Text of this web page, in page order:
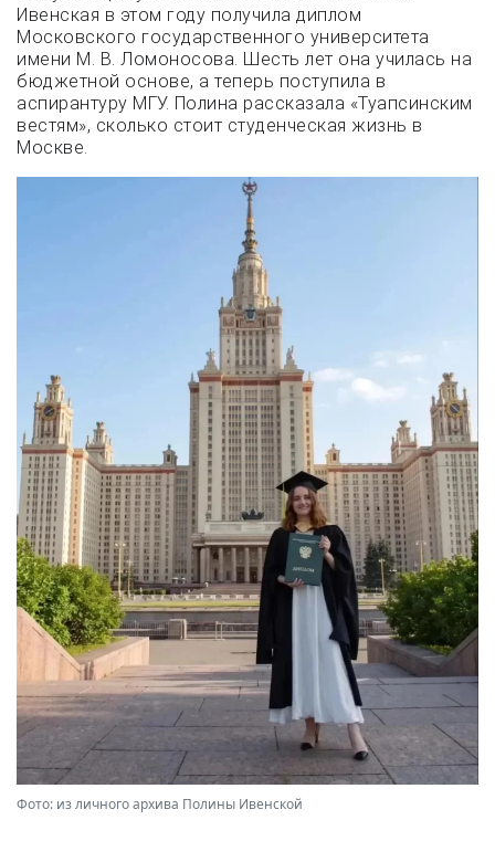
Ивенская в этом году получила диплом
Московского государственного университета
имени М. В. Ломоносова. Шесть лет она училась на
бюджетной основе, а теперь поступила в
аспирантуру МГУ. Полина рассказала «Туапсинским
вестям», сколько стоит студенческая жизнь в
Москве.
Фото: из личного архива Полины Ивенской